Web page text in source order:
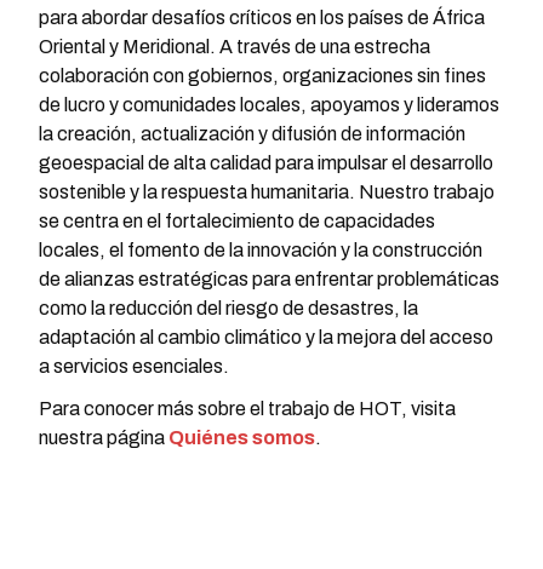
para abordar desafíos críticos en los países de África
Oriental y Meridional. A través de una estrecha
colaboración con gobiernos, organizaciones sin fines
de lucro y comunidades locales, apoyamos y lideramos
la creación, actualización y difusión de información
geoespacial de alta calidad para impulsar el desarrollo
sostenible y la respuesta humanitaria. Nuestro trabajo
se centra en el fortalecimiento de capacidades
locales, el fomento de la innovación y la construcción
de alianzas estratégicas para enfrentar problemáticas
como la reducción del riesgo de desastres, la
adaptación al cambio climático y la mejora del acceso
a servicios esenciales.
Para conocer más sobre el trabajo de HOT, visita
nuestra página Quiénes somos.